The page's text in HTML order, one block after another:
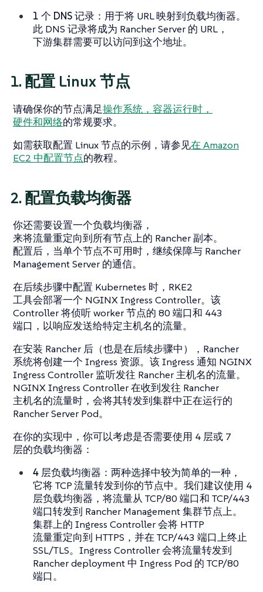
1 个 DNS 记录 ：用于将 URL 映射到负载均衡器。
此 DNS 记录将成为 Rancher Server 的 URL，
下游集群需要可以访问到这个地址。
1. 配置 Linux 节点
请确保你的节点满足操作系统，容器运行时，
硬件和网络的常规要求。
如需获取配置 Linux 节点的示例，请参见在 Amazon
EC2 中配置节点的教程。
2. 配置负载均衡器
你还需要设置一个负载均衡器，
来将流量重定向到所有节点上的 Rancher 副本。
配置后，当单个节点不可用时，继续保障与 Rancher
Management Server 的通信。
在后续步骤中配置 Kubernetes 时，RKE2
工具会部署一个 NGINX Ingress Controller。该
Controller 将侦听 worker 节点的 80 端口和 443
端口，以响应发送给特定主机名的流量。
在安装 Rancher 后（也是在后续步骤中），Rancher
系统将创建一个 Ingress 资源。该 Ingress 通知 NGINX
Ingress Controller 监听发往 Rancher 主机名的流量。
NGINX Ingress Controller 在收到发往 Rancher
主机名的流量时，会将其转发到集群中正在运行的
Rancher Server Pod。
在你的实现中，你可以考虑是否需要使用 4 层或 7
层的负载均衡器：
4 层负载均衡器 ：两种选择中较为简单的一种，
它将 TCP 流量转发到你的节点中。我们建议使用 4
层负载均衡器，将流量从 TCP/80 端口和 TCP/443
端口转发到 Rancher Management 集群节点上。
集群上的 Ingress Controller 会将 HTTP
流量重定向到 HTTPS，并在 TCP/443 端口上终止
SSL/TLS。Ingress Controller 会将流量转发到
Rancher deployment 中 Ingress Pod 的 TCP/80
端口。